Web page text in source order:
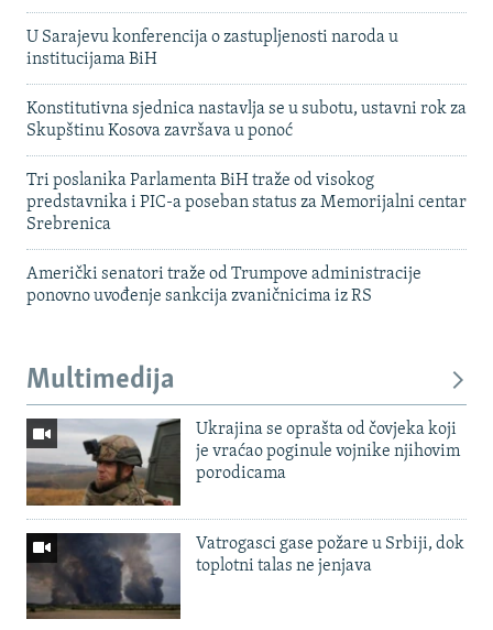
U Sarajevu konferencija o zastupljenosti naroda u
institucijama BiH
Konstitutivna sjednica nastavlja se u subotu, ustavni rok za
Skupštinu Kosova završava u ponoć
Tri poslanika Parlamenta BiH traže od visokog
predstavnika i PIC-a poseban status za Memorijalni centar
Srebrenica
Američki senatori traže od Trumpove administracije
ponovno uvođenje sankcija zvaničnicima iz RS
Multimedija
Ukrajina se oprašta od čovjeka koji
je vraćao poginule vojnike njihovim
porodicama
Vatrogasci gase požare u Srbiji, dok
toplotni talas ne jenjava